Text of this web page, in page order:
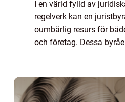
I en värld fylld av
regelverk kan en
oumbärlig resurs för
och företag. Dessa